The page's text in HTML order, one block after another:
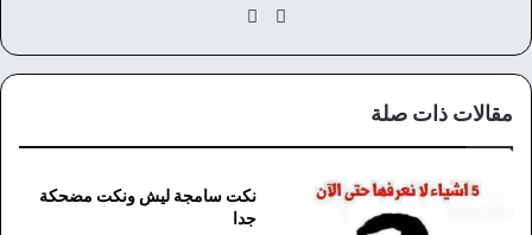
موق
الويوك
مقالات ذات صلة
نكت سامجة ليش ونكت مضحكة
جدا